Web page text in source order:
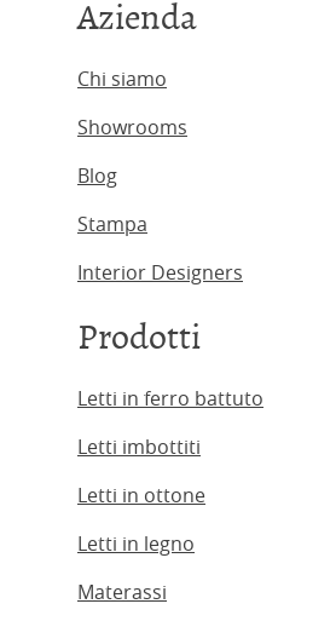
Azienda
Chi siamo
Showrooms
Blog
Stampa
Interior Designers
Prodotti
Letti in ferro battuto
Letti imbottiti
Letti in ottone
Letti in legno
Materassi